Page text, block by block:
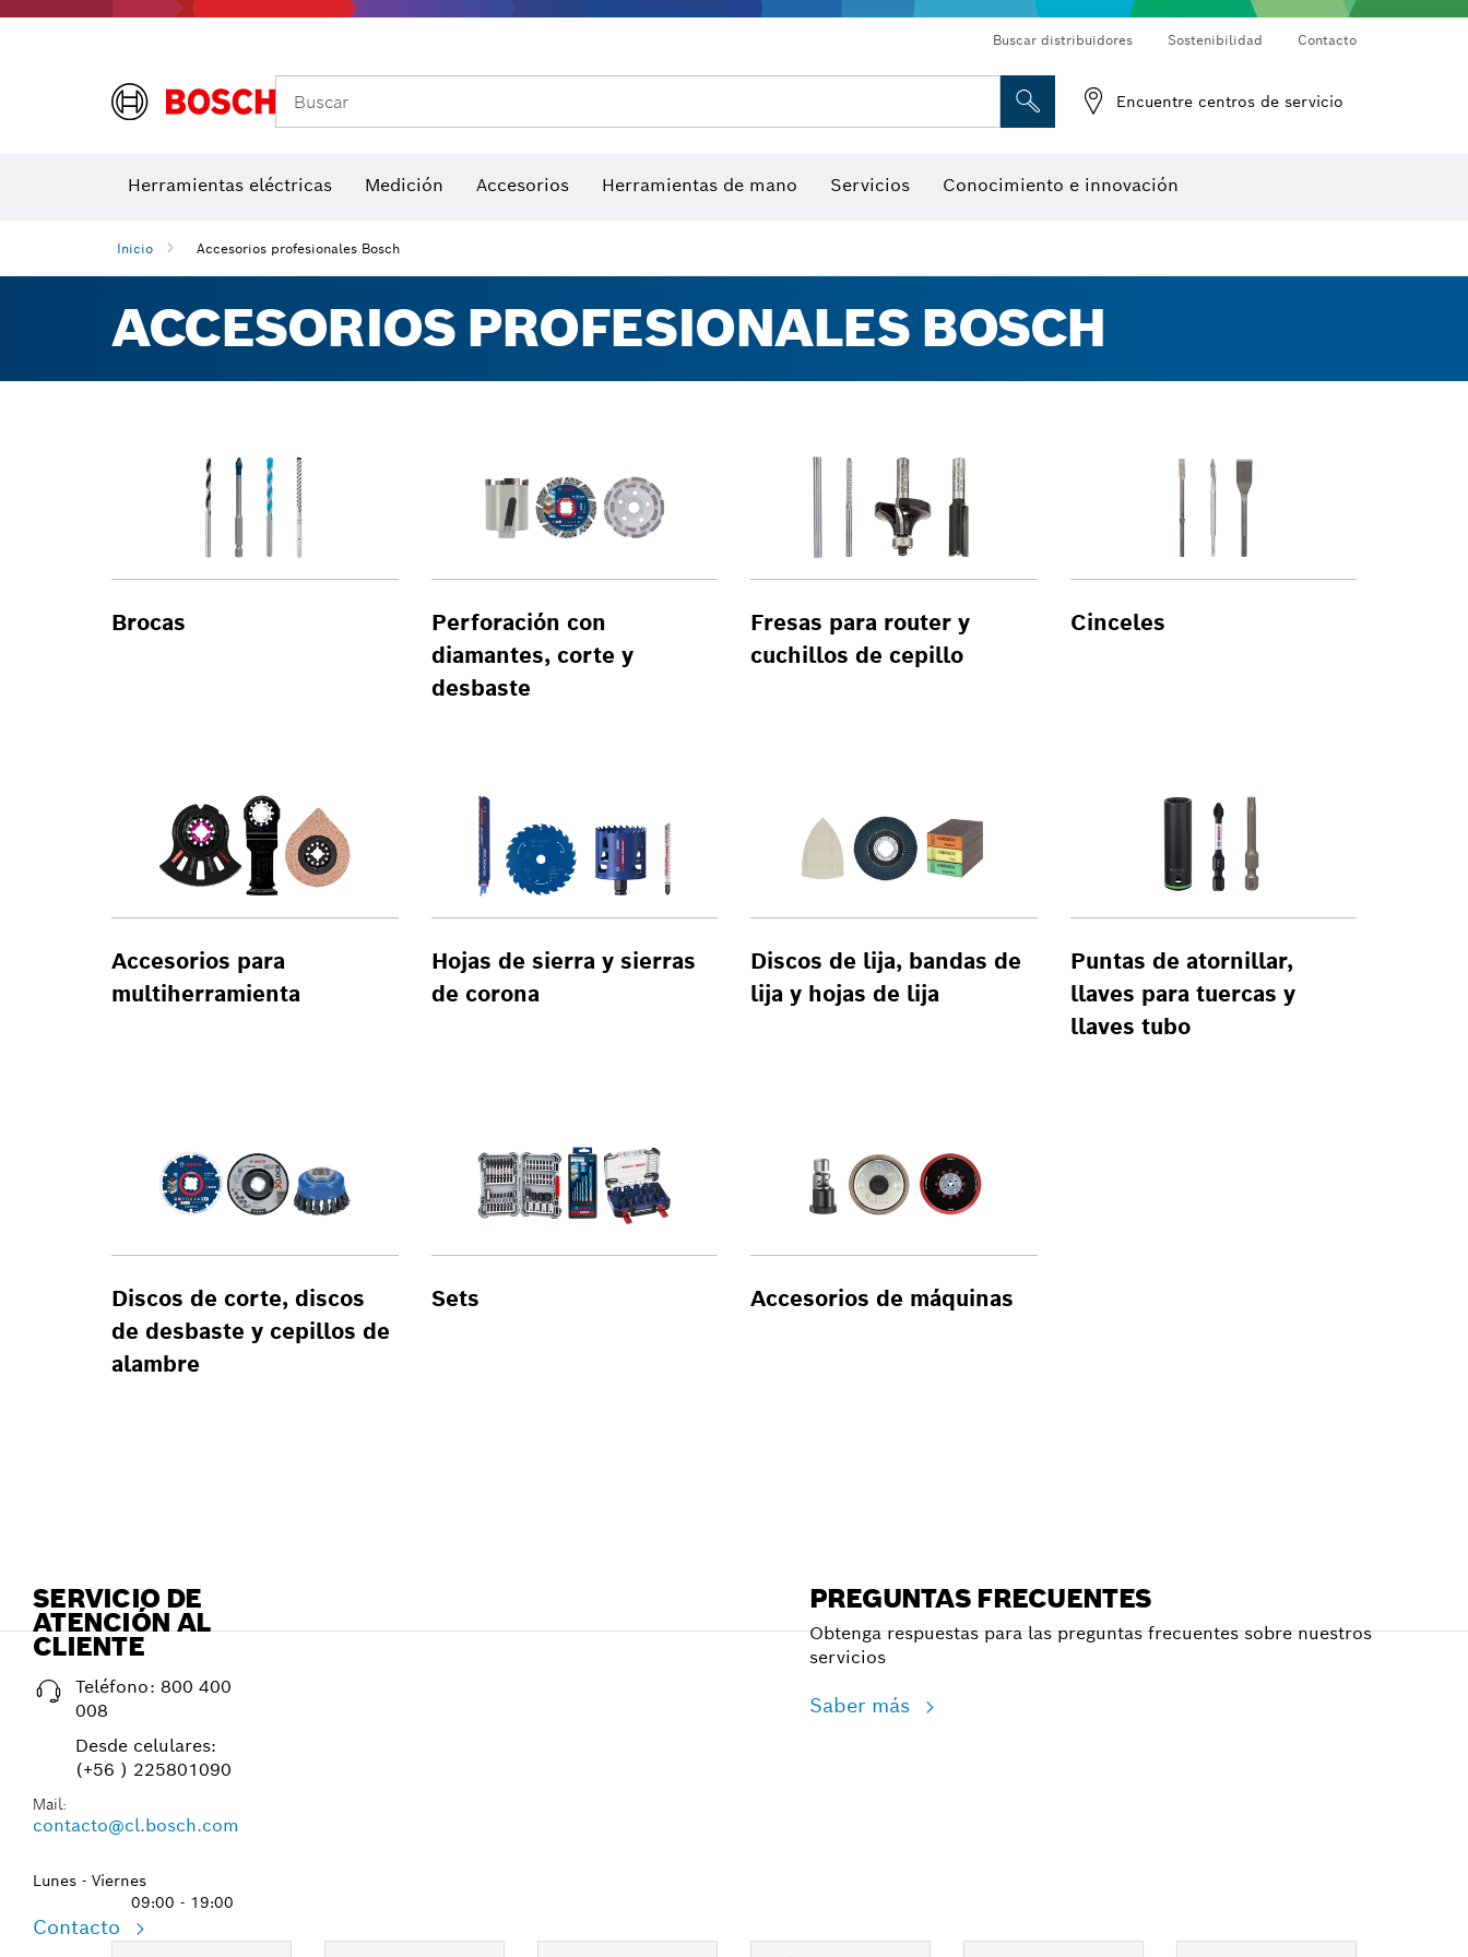
Buscar distribuidores Sostenibilidad Contacto
Buscar Encuentre centros de servicio
Herramientas eléctricas Medición Accesorios Herramientas de mano Servicios Conocimiento e innovación
Inicio Accesorios profesionales Bosch
ACCESORIOS PROFESIONALES BOSCH
Brocas
Perforación con
diamantes, corte y
desbaste
Fresas para router y
cuchillos de cepillo
Cinceles
Accesorios para
multiherramienta
Hojas de sierra y sierras
de corona
Discos de lija, bandas de
lija y hojas de lija
Puntas de atornillar,
llaves para tuercas y
llaves tubo
Discos de corte, discos
de desbaste y cepillos de
alambre
Sets Accesorios de máquinas
SERVICIO DE
ATENCIÓN AL
CLIENTE
Teléfono: 800 400
008
Desde celulares:
(+56 ) 225801090
Mail:
contacto@cl.bosch.com
Lunes - Viernes
09:00 - 19:00
Contacto
PREGUNTAS FRECUENTES
Obtenga respuestas para las preguntas frecuentes sobre nuestros
servicios
Saber más